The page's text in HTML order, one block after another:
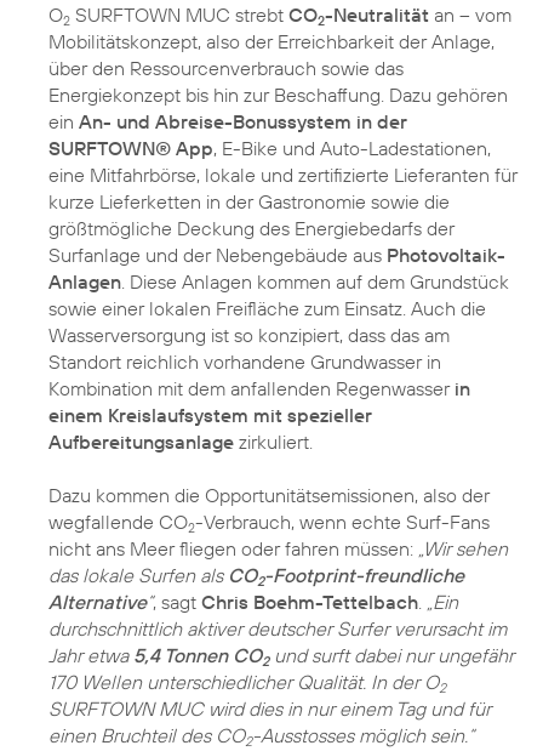
O2 SURFTOWN MUC strebt CO2-Neutralität an – vom
Mobilitätskonzept, also der Erreichbarkeit der Anlage,
über den Ressourcenverbrauch sowie das
Energiekonzept bis hin zur Beschaffung. Dazu gehören
ein An- und Abreise-Bonussystem in der
SURFTOWN® App, E-Bike und Auto-Ladestationen,
eine Mitfahrbörse, lokale und zertifizierte Lieferanten für
kurze Lieferketten in der Gastronomie sowie die
größtmögliche Deckung des Energiebedarfs der
Surfanlage und der Nebengebäude aus Photovoltaik-
Anlagen . Diese Anlagen kommen auf dem Grundstück
sowie einer lokalen Freifläche zum Einsatz. Auch die
Wasserversorgung ist so konzipiert, dass das am
Standort reichlich vorhandene Grundwasser in
Kombination mit dem anfallenden Regenwasser in
einem Kreislaufsystem mit spezieller
Aufbereitungsanlage zirkuliert.
Dazu kommen die Opportunitätsemissionen, also der
wegfallende CO2-Verbrauch, wenn echte Surf-Fans
nicht ans Meer fliegen oder fahren müssen: „Wir sehen
das lokale Surfen als CO2-Footprint-freundliche
Alternative“, sagt Chris Boehm-Tettelbach
„Ein
durchschnittlich aktiver deutscher Surfer verursacht im
Jahr etwa 5,4 Tonnen CO2und surft dabei nur ungefähr
170 Wellen unterschiedlicher Qualität. In der O2
SURFTOWN MUC wird dies in nur einem Tag und für
einen Bruchteil des CO2-Ausstosses möglich sein.“